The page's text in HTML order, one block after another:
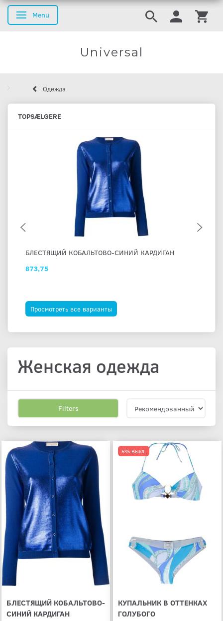
Переключить навигацию
Menu
Universal
Одежда
TOPSÆLGERE
БЛЕСТЯЩИЙ КОБАЛЬТОВО-СИНИЙ КАРДИГАН
873,75
Просмотреть все варианты
Женская одежда
Filters
БЛЕСТЯЩИЙ КОБАЛЬТОВО-
СИНИЙ КАРДИГАН
5% Выкл.
КУПАЛЬНИК В ОТТЕНКАХ
ГОЛУБОГО